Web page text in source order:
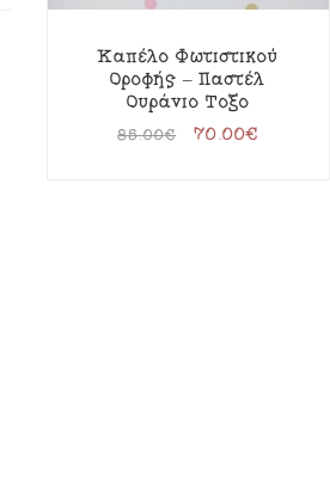
Καπέλο Φωτιστικού
Οροφής – Παστέλ
Ουράνιο Τόξο
85.00€ 70.00€